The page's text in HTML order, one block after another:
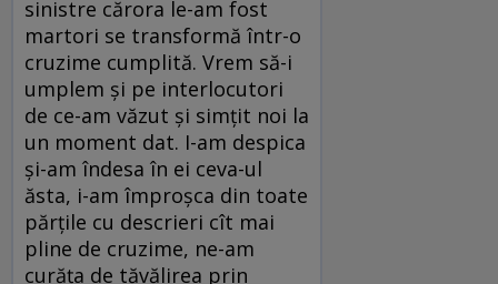
sinistre cărora le-am fost
martori se transformă într-o
cruzime cumplită. Vrem să-i
umplem și pe interlocutori
de ce-am văzut și simțit noi la
un moment dat. I-am despica
și-am îndesa în ei ceva-ul
ăsta, i-am împroșca din toate
părțile cu descrieri cît mai
pline de cruzime, ne-am
curăța de tăvălirea prin